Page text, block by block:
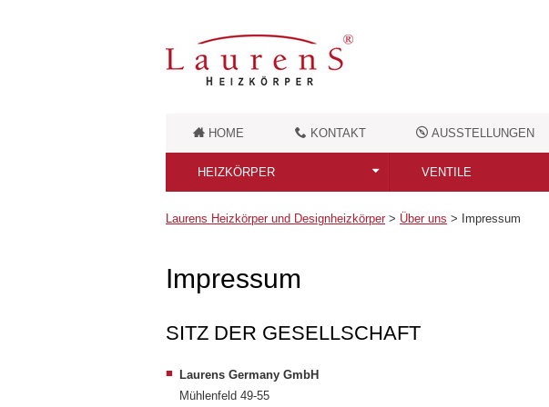
HOME KONTAKT AUSSTELLUNGEN
HEIZKÖRPER
Alle Heizkörper
Retro Badheizkörper
Badheizkörper aus Messing
Moderne Designheizkörper
VENTILE
Alle Ventile
Laurens Heizkörper und Designheizkörper> Über uns > Impressum
Impressum
SITZ DER GESELLSCHAFT
Laurens Germany GmbH
Mühlenfeld 49-55